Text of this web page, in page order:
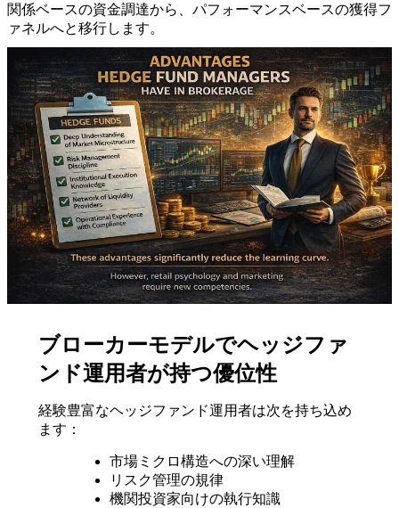
関係ベースの資金調達から、パフォーマンスベースの獲得フ
ァネルへと移行します。
ブローカーモデルでヘッジファ
ンド運用者が持つ優位性
経験豊富なヘッジファンド運用者は次を持ち込め
ます：
市場ミクロ構造への深い理解
リスク管理の規律
機関投資家向けの執行知識